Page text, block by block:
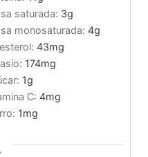
saturada: 3g
monosaturada: 4g
43mg
174mg
1g
C: 4mg
1mg